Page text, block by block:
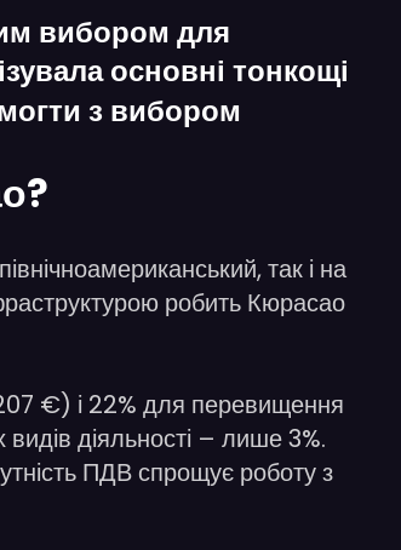
вибором для
основні тонкощі
з вибором
так і на
робить Кюрасао
€) і 22% для перевищення
діяльності – лише 3%.
ПДВ спрощує роботу з